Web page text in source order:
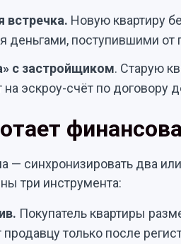
встречка. Новую квартиру
деньгами, поступившими
с застройщиком. Старую
на эскроу-счёт по договору
— синхронизировать два
три инструмента:
Покупатель квартиры
продавцу только после